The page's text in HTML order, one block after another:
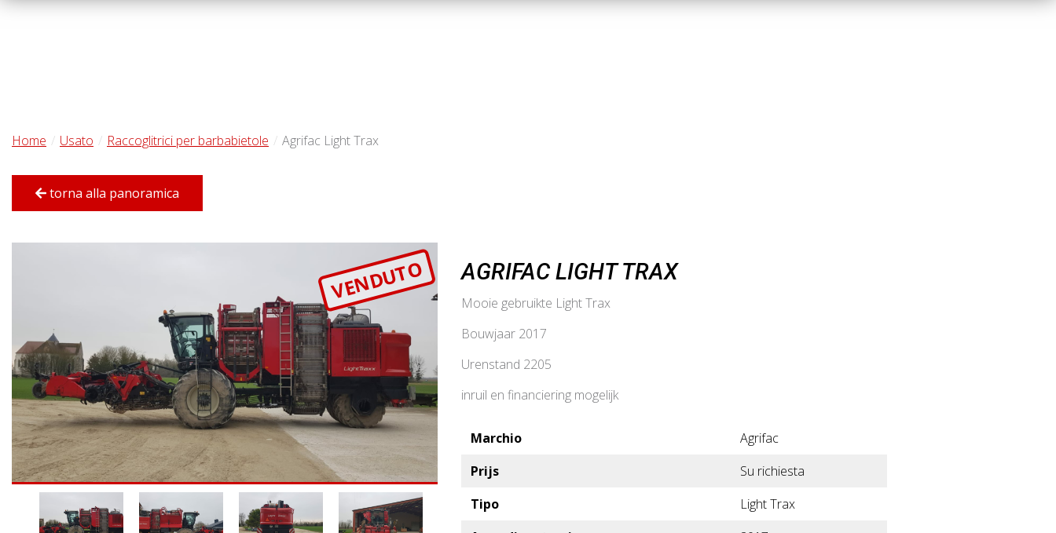
Home Usato Raccoglitrici per barbabietole Agrifac Light Trax
torna alla panoramica
VENDUTO AGRIFAC LIGHT TRAX
Mooie gebruikte Light Trax
Bouwjaar 2017
Urenstand 2205
inruil en financiering mogelijk
Marchio
Agrifac
Prijs
Su richiesta
Tipo
Light Trax